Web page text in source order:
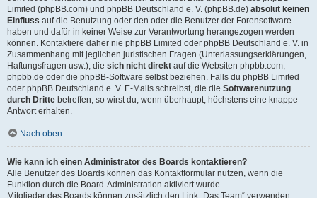
Limited (phpBB.com) und phpBB Deutschland e. V. (phpBB.de) absolut keinen
Einfluss auf die Benutzung oder den oder die Benutzer der Forensoftware
haben und dafür in keiner Weise zur Verantwortung herangezogen werden
können. Kontaktiere daher nie phpBB Limited oder phpBB Deutschland e. V. in
Zusammenhang mit jeglichen juristischen Fragen (Unterlassungserklärungen,
Haftungsfragen usw.), die sich nicht direkt auf die Websiten phpbb.com,
phpbb.de oder die phpBB-Software selbst beziehen. Falls du phpBB Limited
oder phpBB Deutschland e. V. E-Mails schreibst, die die Softwarenutzung
durch Dritte betreffen, so wirst du, wenn überhaupt, höchstens eine knappe
Antwort erhalten.
Nach oben
Wie kann ich einen Administrator des Boards kontaktieren?
Alle Benutzer des Boards können das Kontaktformular nutzen, wenn die
Funktion durch die Board-Administration aktiviert wurde.
Mitglieder des Boards können zusätzlich den Link „Das Team“ verwenden.